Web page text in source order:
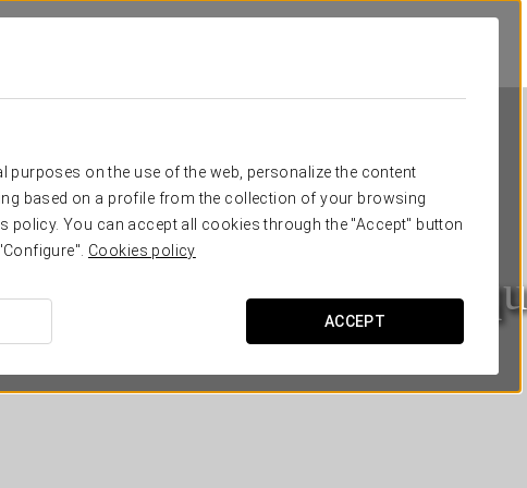
on the use of the web, personalize the content
based on a profile from the collection of your browsing
You can accept all cookies through the "Accept" button
Cookies policy
ACCEPT
Eurostars Sevilla
СЕВИЛЬЯ